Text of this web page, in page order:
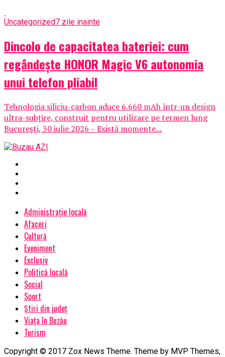
Uncategorized7 zile inainte
Dincolo de capacitatea bateriei: cum
regândește HONOR Magic V6 autonomia
unui telefon pliabil
Tehnologia siliciu-carbon aduce 6.660 mAh într-un design
ultra-subțire, construit pentru utilizare pe termen lung
București, 30 iulie 2026 – Există momente...
Administrație locală
Afaceri
Cultură
Eveniment
Exclusiv
Politică locală
Social
Sport
Știri din județ
Viața în Buzău
Turism
Copyright © 2017 Zox News Theme. Theme by MVP Themes,